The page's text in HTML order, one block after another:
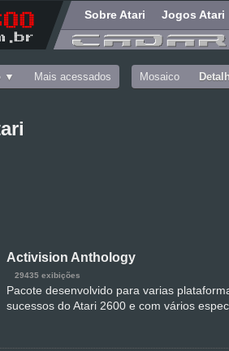
Sobre Atari Jogos Atari
Mais acessados Mosaico
Activision Anthology
29435 exibições
Pacote desenvolvido para varias
sucessos do Atari 2600 e com vários